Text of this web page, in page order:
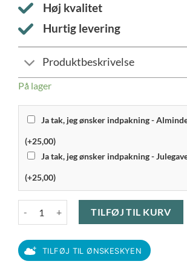
Høj kvalitet
Hurtig levering
Produktbeskrivelse
På lager
Ja tak, jeg ønsker indpakning -
(+25,00)
Ja tak, jeg ønsker indpakning -
(+25,00)
Rosendahl Grand Cru - Isasietter 16 cm 4-pak
TILFØJ TIL KURV
TILFØJ TIL ØNSKESKYEN